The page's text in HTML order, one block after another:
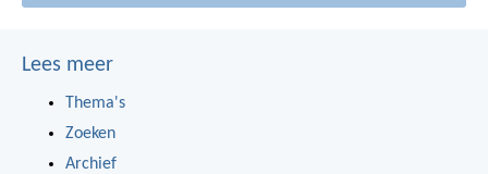
Lees meer
Thema's
Zoeken
Archief